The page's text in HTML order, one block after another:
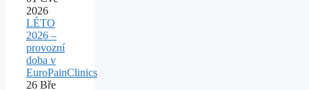
2026
LÉTO
2026 –
provozní
doba v
EuroPainClinics
26 Bře